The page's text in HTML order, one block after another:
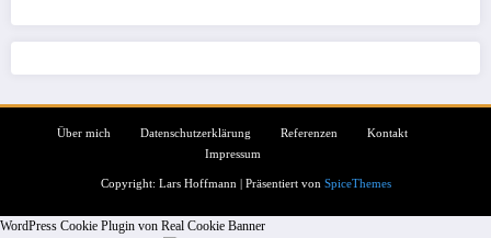
Über mich Datenschutzerklärung Referenzen
Kontakt
Impressum
Copyright: Lars Hoffmann | Präsentiert von SpiceThemes
WordPress Cookie Plugin von Real Cookie Banner